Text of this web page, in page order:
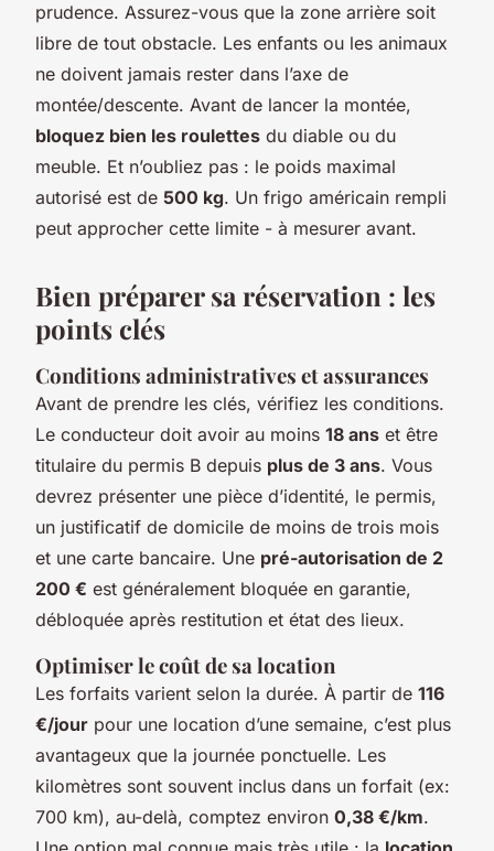
prudence. Assurez-vous que la zone arrière soit
libre de tout obstacle. Les enfants ou les animaux
ne doivent jamais rester dans l’axe de
montée/descente. Avant de lancer la montée,
bloquez bien les roulettes du diable ou du
meuble. Et n’oubliez pas : le poids maximal
autorisé est de 500 kg. Un frigo américain rempli
peut approcher cette limite - à mesurer avant.
Bien préparer sa réservation : les
points clés
Conditions administratives et assurances
Avant de prendre les clés, vérifiez les conditions.
Le conducteur doit avoir au moins 18 ans et être
titulaire du permis B depuis plus de 3 ans. Vous
devrez présenter une pièce d’identité, le permis,
un justificatif de domicile de moins de trois mois
et une carte bancaire. Une pré-autorisation de 2
200 € est généralement bloquée en garantie,
débloquée après restitution et état des lieux.
Optimiser le coût de sa location
Les forfaits varient selon la durée. À partir de 116
€/jour pour une location d’une semaine, c’est plus
avantageux que la journée ponctuelle. Les
kilomètres sont souvent inclus dans un forfait (ex:
700 km), au-delà, comptez environ 0,38 €/km.